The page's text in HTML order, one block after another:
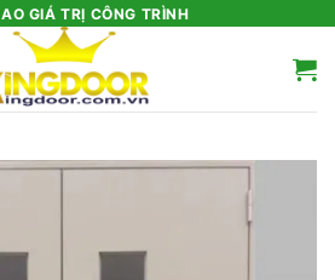
GIÁ TRỊ CÔNG TRÌNH